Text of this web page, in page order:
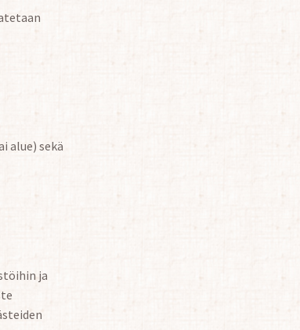
alue) sekä
ja